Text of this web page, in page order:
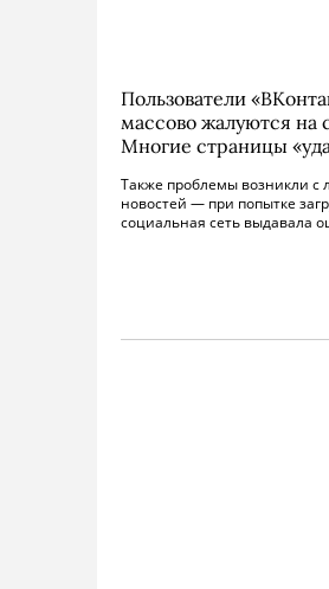
Пользователи
массово жалуются на
Многие страницы
Также проблемы возникли с
новостей — при попытке
социальная сеть выдавала